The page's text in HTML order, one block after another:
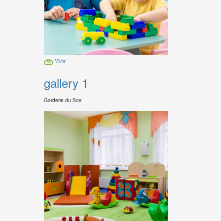
View
gallery 1
Garderie du Soir